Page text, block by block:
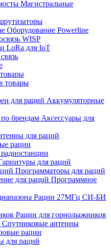
Магистральные
Оборудование Powerline
WISP
LoRa для IoT
товары
Аккумуляторные
Аксессуары для
для раций
рации
для раций
Программаторы для раций
Программное
Рации 27МГц СИ-БИ
Рации для горнолыжников
Спутниковые антенны
рации
для раций